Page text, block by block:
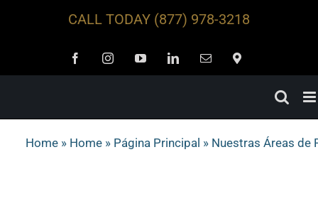
CALL TODAY (877) 978-3218
FacebookInstagramYouTubeLinkedInEmail Locations
Home» Home» Página Principal » Nuestras Áreas de